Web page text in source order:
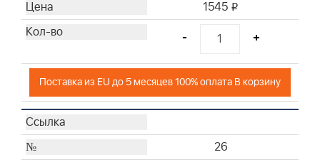
1545 i
- +
Поставка из EU до 5 месяцев 100% оплата В корзину
26